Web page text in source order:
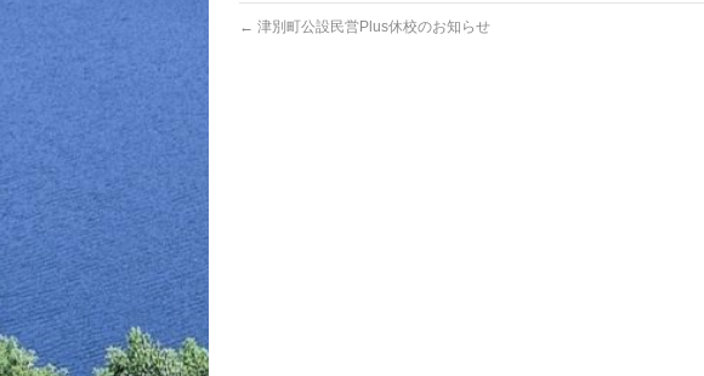
← 津別町公設民営Plus休校のお知らせ